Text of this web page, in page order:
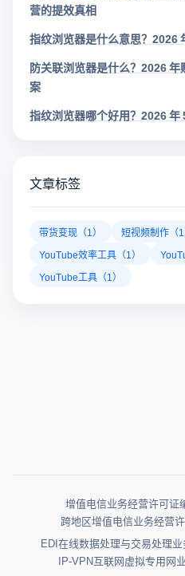
营的提效真相
指纹浏览器是什么意思？2026
防关联浏览器是什么？2026
案
指纹浏览器哪个好用？2026
文章标签
带货变现（1） 短视频制作（1
YouTube效率工具（1）
YouTube工具（1）
增值电信业务经营许可证
跨地区增值电信业务经营
EDI在线数据处理与交易处理
IP-VPN互联网虚拟专用网